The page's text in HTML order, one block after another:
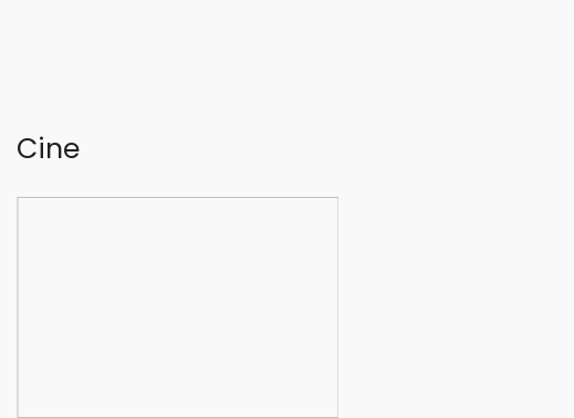
Cine